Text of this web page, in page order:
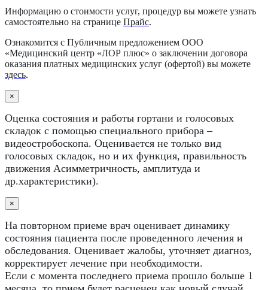
Информацию о стоимости услуг, процедур вы можете узнать
самостоятельно на странице Прайс.
Ознакомится с Публичным предложением ООО
«Медицинский центр «ЛОР плюс» о заключении договора
оказания платных медицинских услуг (офертой) вы можете
здесь.
×
Оценка состояния и работы гортани и голосовых
складок с помощью специального прибора –
видеостробоскопа. Оценивается не только вид
голосовых складок, но и их функция, правильность
движения Асимметричность, амплитуда и
др.характеристики).
×
На повторном приеме врач оценивает динамику
состояния пациента после проведенного лечения и
обследования. Оценивает жалобы, уточняет диагноз,
корректирует лечение при необходимости.
Если с момента последнего приема прошло больше 1